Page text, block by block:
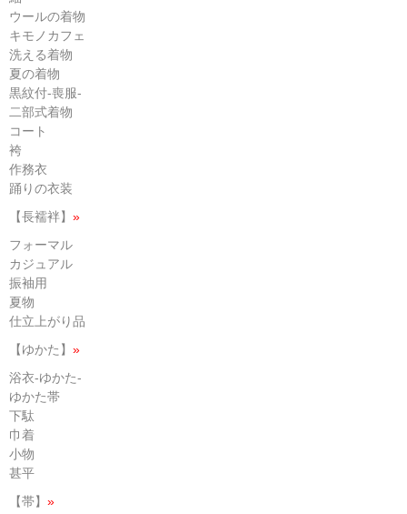
ウールの着物
キモノカフェ
洗える着物
夏の着物
黒紋付-喪服-
二部式着物
コート
袴
作務衣
踊りの衣装
【長襦袢】 »
フォーマル
カジュアル
振袖用
夏物
仕立上がり品
【ゆかた】 »
浴衣-ゆかた-
ゆかた帯
下駄
巾着
小物
甚平
【帯】 »